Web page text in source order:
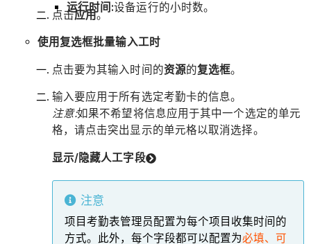
运行时间:设备运行的小时数。
点击应用。
使用复选框批量输入工时
点击要为其输入时间的资源的复选框。
输入要应用于所有选定考勤卡的信息。
注意:如果不希望将信息应用于其中一个选定的单元
格，请点击突出显示的单元格以取消选择。
显示/隐藏人工字段
注意
项目考勤表管理员配置为每个项目收集时间的
方式。此外，每个字段都可以配置为必填、可